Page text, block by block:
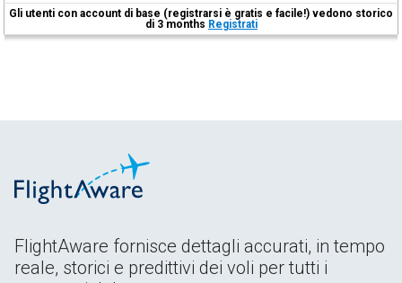
Gli utenti con account di base (registrarsi è gratis e facile!) vedono storico
di 3 months Registrati
FlightAware fornisce dettagli accurati, in tempo
reale, storici e predittivi dei voli per tutti i